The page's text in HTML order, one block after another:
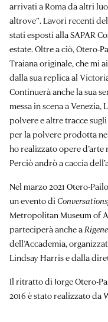
arrivati a Roma da altri
altrove”. Lavori recenti
stati esposti alla SAPAR
estate. Oltre a ciò, Otero-
Traiana originale, che mi
dalla sua replica al
Continuerà anche la sua
messa in scena a Venezia,
polvere e altre tracce
per la polvere prodotta
ho realizzato opere d’arte
Perciò andrò a caccia
Nel marzo 2021 Otero-
un evento di
Metropolitan Museum of
parteciperà anche a
dell’Accademia,
Lindsay Harrise dalla
Il ritratto di Jorge Otero-
2016 è stato realizzato da